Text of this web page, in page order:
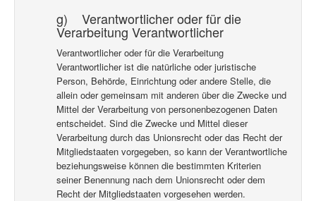
g) Verantwortlicher oder für die
Verarbeitung Verantwortlicher
Verantwortlicher oder für die Verarbeitung
Verantwortlicher ist die natürliche oder juristische
Person, Behörde, Einrichtung oder andere Stelle, die
allein oder gemeinsam mit anderen über die Zwecke und
Mittel der Verarbeitung von personenbezogenen Daten
entscheidet. Sind die Zwecke und Mittel dieser
Verarbeitung durch das Unionsrecht oder das Recht der
Mitgliedstaaten vorgegeben, so kann der Verantwortliche
beziehungsweise können die bestimmten Kriterien
seiner Benennung nach dem Unionsrecht oder dem
Recht der Mitgliedstaaten vorgesehen werden.